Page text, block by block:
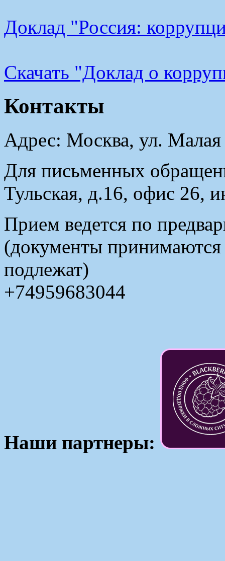
Доклад "Россия:
Cкачать "Доклад о
Контакты
Адрес: Москва, ул.
Для письменных
Тульская, д.16, офис 26,
Прием ведется по
(документы принимаются
подлежат)
+74959683044
Наши партнеры: